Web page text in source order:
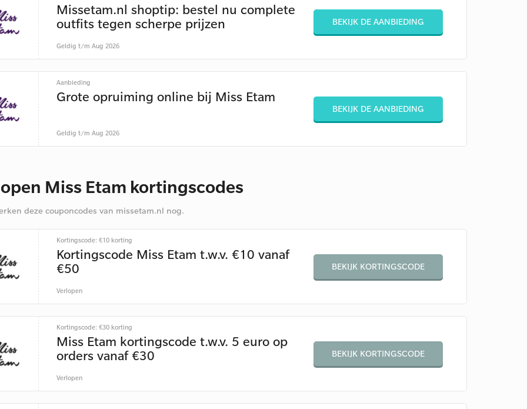
Missetam.nl shoptip: bestel nu complete
outfits tegen scherpe prijzen
Geldig t/m Aug 2026
BEKIJK DE AANBIEDING
Aanbieding
Grote opruiming online bij Miss Etam
Geldig t/m Aug 2026
BEKIJK DE AANBIEDING
Miss Etam kortingscodes
deze couponcodes van missetam.nl nog.
Kortingscode: €10 korting
Kortingscode Miss Etam t.w.v. €10 vanaf
€50
Verlopen
BEKIJK KORTINGSCODE
Kortingscode: €30 korting
Miss Etam kortingscode t.w.v. 5 euro op
orders vanaf €30
Verlopen
BEKIJK KORTINGSCODE